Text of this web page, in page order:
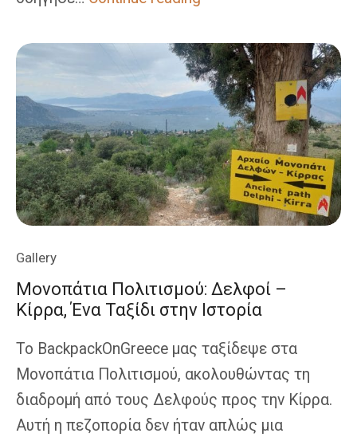
Διαδρομή
Στη
Λίμνη
Δασίου
Gallery
Μονοπάτια Πολιτισμού: Δελφοί –
Κίρρα, Ένα Ταξίδι στην Ιστορία
Το BackpackOnGreece μας ταξίδεψε στα
Μονοπάτια Πολιτισμού, ακολουθώντας τη
διαδρομή από τους Δελφούς προς την Κίρρα.
Αυτή η πεζοπορία δεν ήταν απλώς μια